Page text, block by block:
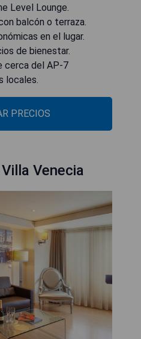
Level Lounge.
balcón o terraza.
en el lugar.
de bienestar.
cerca del AP-7
locales.
PRECIOS
Venecia